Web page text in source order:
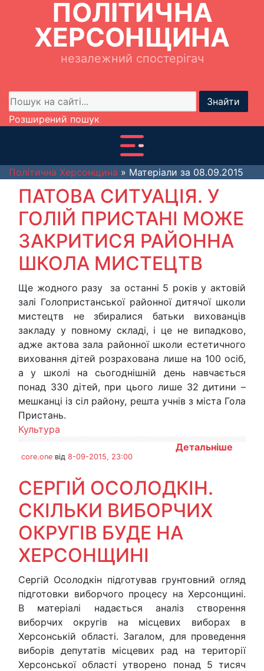
ПОЛІТИЧНА
ХЕРСОНЩИНА
незалежний спостерігач
Знайти
Розширений пошук
Політична Херсонщина » Матеріали за 08.09.2015
ПАТОВА СИТУАЦІЯ. У
ГОЛІЙ ПРИСТАНІ МОЖЕ
ЗАКРИТИСЯ РАЙОННА
ШКОЛА МИСТЕЦТВ
Ще жодного разу за останні 5 років у актовій
залі Голопристанської районної дитячої школи
мистецтв не збиралися батьки вихованців
закладу у повному складі, і це не випадково,
адже актова зала районної школи естетичного
виховання дітей розрахована лише на 100 осіб,
а у школі на сьогоднішній день навчається
понад 330 дітей, при цього лише 32 дитини –
мешканці із сіл району, решта учнів з міста Гола
Пристань.
Культура
Детальніше
core.one від 8-09-2015, 23:00
СЕРГІЙ ОСОЛОДКІН.
СКІЛЬКИ ВИБОРЧИХ
ОКРУГІВ БУДЕ НА
ХЕРСОНЩИНІ
Сергій Осолодкін підготував грунтовний огляд
підготовки виборчого процесу на Херсонщині.
В матеріалі надається аналіз створення
виборчих округів на місцевих виборах в
Херсонській області. Загалом, для проведення
виборів депутатів місцевих рад на території
Херсонської області утворено понад 5 тисяч